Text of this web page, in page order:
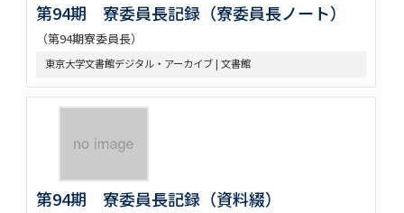
第94期 寮委員長記録（寮委員長ノート）
（第94期寮委員長）
東京大学文書館デジタル・アーカイブ | 文書館
第94期 寮委員長記録（資料綴）